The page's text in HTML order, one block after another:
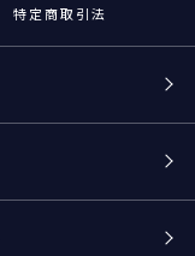
特定商取引法